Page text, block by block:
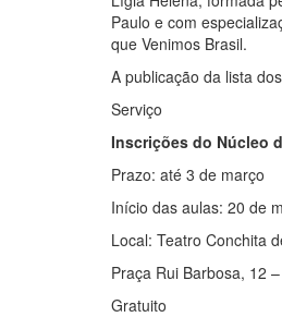
Paulo e com
que Venimos Brasil.
A publicação da lista
Serviço
Inscrições do Núcleo
Prazo: até 3 de março
Início das aulas: 20 de
Local: Teatro Conchita
Praça Rui Barbosa, 12
Gratuito